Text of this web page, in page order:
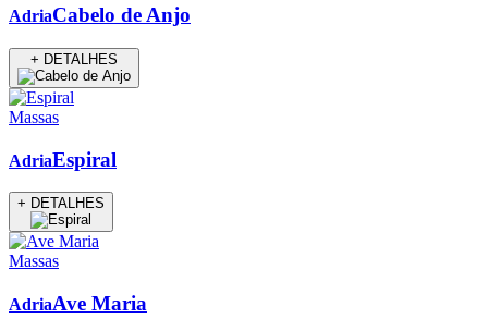
AdriaCabelo de Anjo
+ DETALHES
Massas
AdriaEspiral
+ DETALHES
Massas
AdriaAve Maria